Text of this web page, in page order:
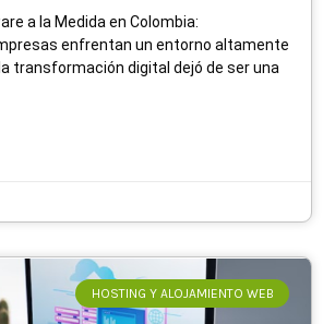
a la Medida en Colombia:
enfrentan un entorno altamente
transformación digital dejó de ser una
HOSTING Y ALOJAMIENTO WEB